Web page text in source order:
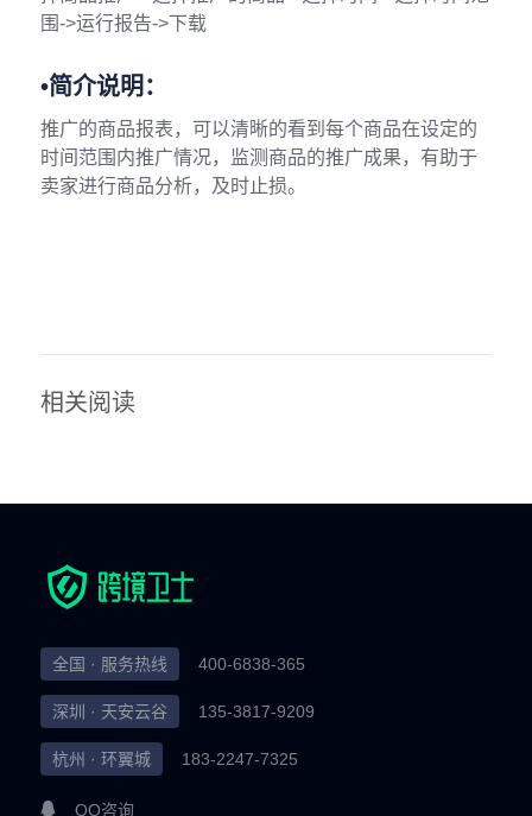
围->运行报告->下载
•简介说明：
推广的商品报表，可以清晰的看到每个商品在设定的
时间范围内推广情况，监测商品的推广成果，有助于
卖家进行商品分析，及时止损。
相关阅读
全国 · 服务热线 400-6838-365
深圳 · 天安云谷 135-3817-9209
杭州 · 环翼城 183-2247-7325
QQ咨询